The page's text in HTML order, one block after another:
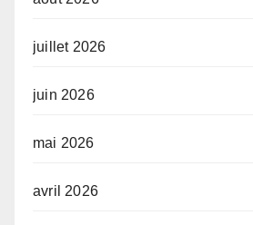
juillet 2026
juin 2026
mai 2026
avril 2026